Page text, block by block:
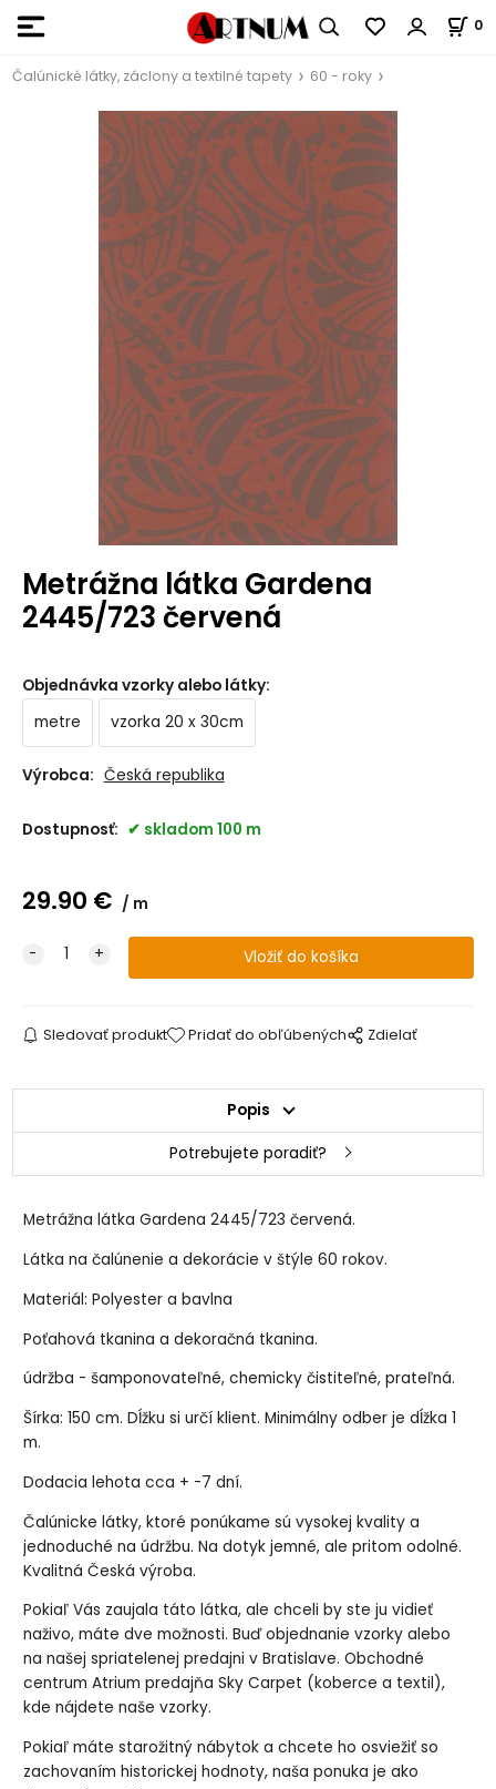
0
Čalúnické látky, záclony a textilné tapety 60 - roky
Metrážna látka Gardena
2445/723 červená
Objednávka vzorky alebo látky:
metre
vzorka 20 x 30cm
Výrobca: Česká republika
Dostupnosť: skladom 100 m
29.90 € m
Sledovať produkt Pridať do obľúbených Zdielať
Popis
Potrebujete poradiť?
Metrážna látka Gardena 2445/723 červená.
Látka na čalúnenie a dekorácie v štýle 60 rokov.
Materiál: Polyester a bavlna
Poťahová tkanina a dekoračná tkanina.
údržba - šamponovateľné, chemicky čistiteľné, prateľná.
Šírka: 150 cm. Dĺžku si určí klient. Minimálny odber je dĺžka 1
m.
Dodacia lehota cca + -7 dní.
Čalúnicke látky, ktoré ponúkame sú vysokej kvality a
jednoduché na údržbu. Na dotyk jemné, ale pritom odolné.
Kvalitná Česká výroba.
Pokiaľ Vás zaujala táto látka, ale chceli by ste ju vidieť
naživo, máte dve možnosti. Buď objednanie vzorky alebo
na našej spriatelenej predajni v Bratislave. Obchodné
centrum Atrium predajňa Sky Carpet (koberce a textil),
kde nájdete naše vzorky.
Pokiaľ máte starožitný nábytok a chcete ho osviežiť so
zachovaním historickej hodnoty, naša ponuka je ako